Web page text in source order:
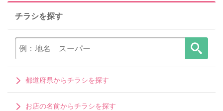
チラシを探す
都道府県からチラシを探す
お店の名前からチラシを探す